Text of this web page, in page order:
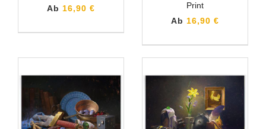
Ab 16,90 €
Print
Ab 16,90 €